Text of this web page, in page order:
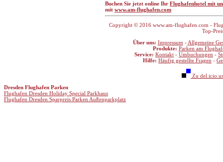
Buchen Sie jetzt online Ihr Flughafenhotel mit
mit www.am-flughafen.com
Copyright © 2016 www.am-flughafen.com -
Top-
Über uns: Impressum - Allgemeine
Produkte: Parken am
Service: Kontakt - Umbuchungen -
Hilfe: Häufig gestellte Fragen -
Zu
Dresden Flughafen Parken
Flughafen Dresden Holiday Special Parkhaus
Flughafen Dresden Sparpreis Parken Außenparkplatz